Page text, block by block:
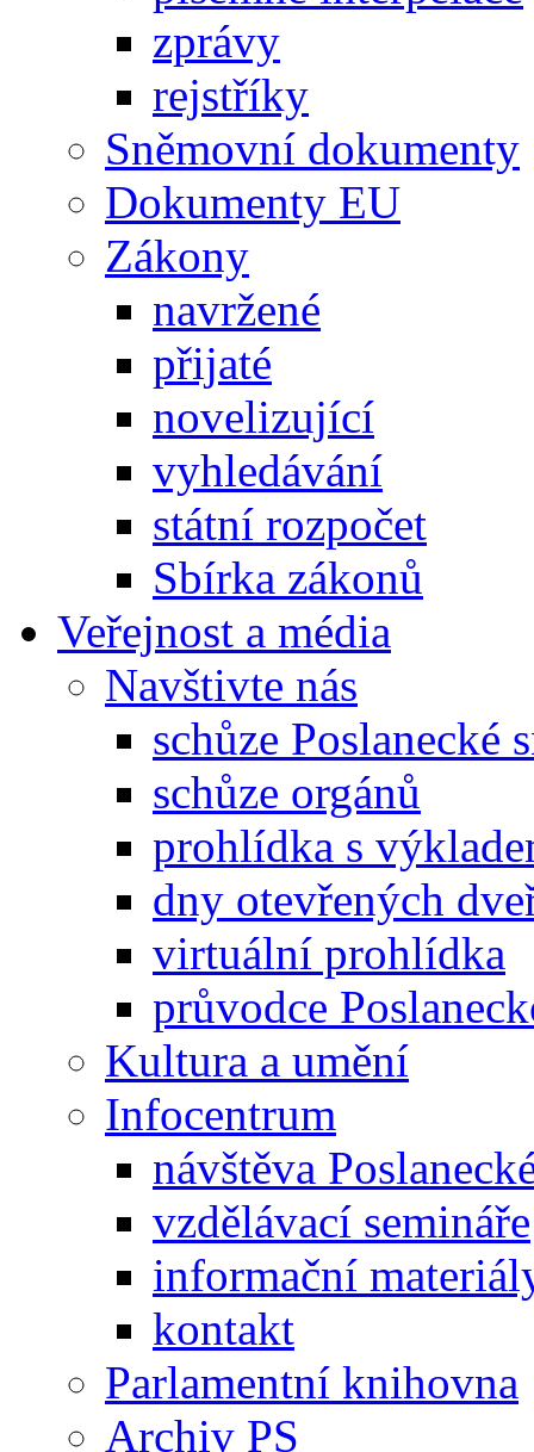
zprávy
rejstříky
Sněmovní dokumenty
Dokumenty EU
Zákony
navržené
přijaté
novelizující
vyhledávání
státní rozpočet
Sbírka zákonů
Veřejnost a média
Navštivte nás
schůze Poslanecké
schůze orgánů
prohlídka s
dny otevřených
virtuální prohlídka
průvodce
Kultura a umění
Infocentrum
návštěva
vzdělávací semináře
informační
kontakt
Parlamentní knihovna
Archiv PS